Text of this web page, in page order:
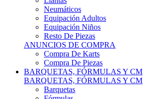
Neumáticos
Equipación Adultos
Equipación Niños
Resto De Piezas
ANUNCIOS DE COMPRA
Compra De Karts
Compra De Piezas
BARQUETAS, FÓRMULAS Y CM
BARQUETAS, FÓRMULAS Y CM
Barquetas